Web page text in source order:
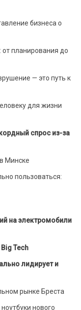
бизнеса о
от планирования до
— это путь к
для жизни
спрос из-за
Минске
пользоваться:
на электромобили
Tech
лидирует и
рынке Бреста
нового